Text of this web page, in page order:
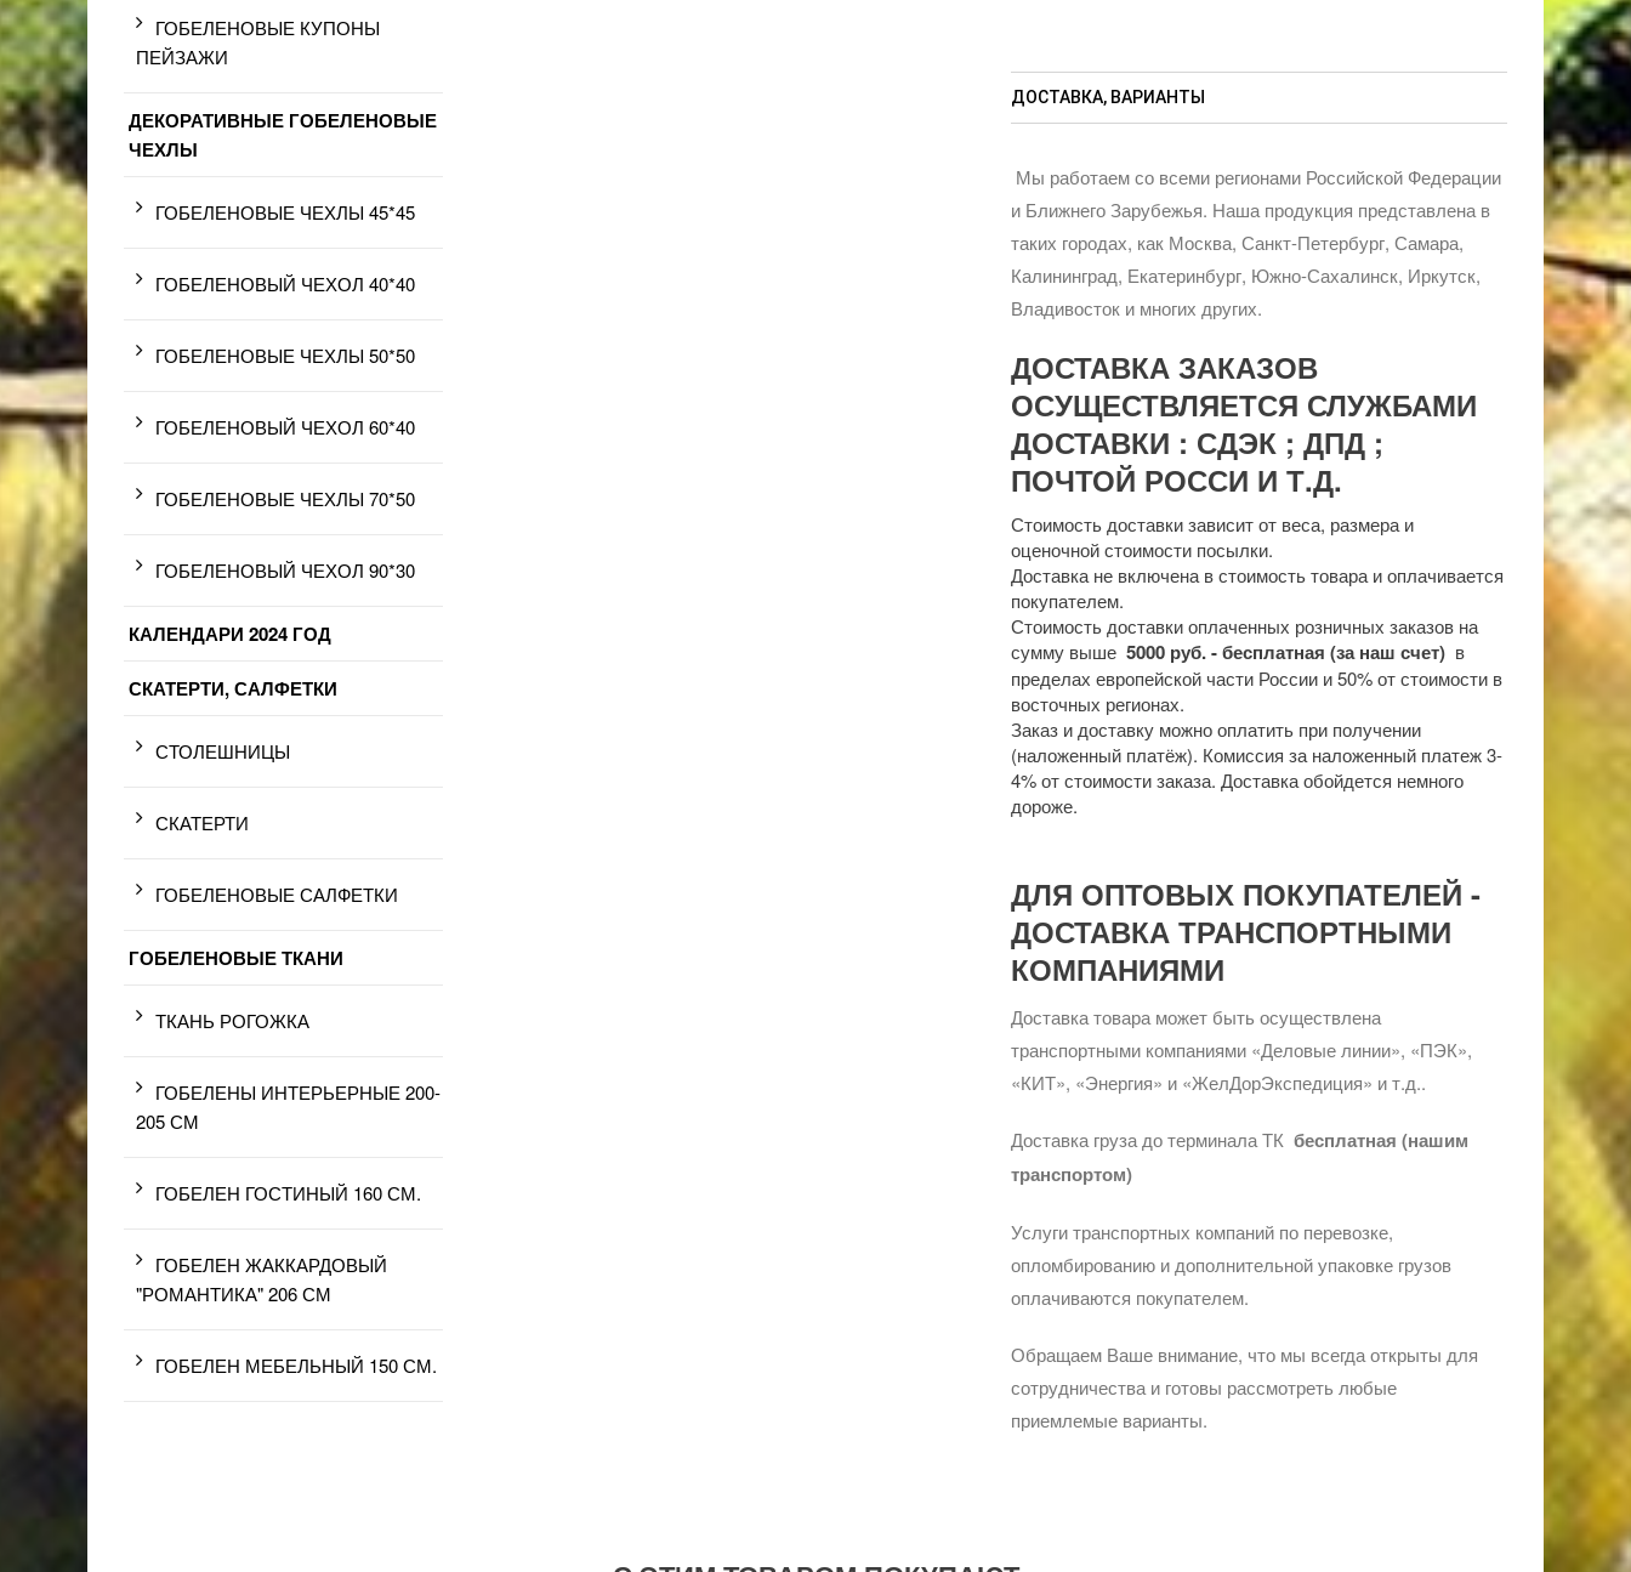
ДОСТАВКА, ВАРИАНТЫ
Мы работаем со всеми регионами Российской Федерации
и Ближнего Зарубежья. Наша продукция представлена в
таких городах, как Москва, Санкт-Петербург, Самара,
Калининград, Екатеринбург, Южно-Сахалинск, Иркутск,
Владивосток и многих других.
ДОСТАВКА ЗАКАЗОВ
ОСУЩЕСТВЛЯЕТСЯ СЛУЖБАМИ
ДОСТАВКИ : СДЭК ; ДПД ;
ПОЧТОЙ РОССИ И Т.Д.
Стоимость доставки зависит от веса, размера и
оценочной стоимости посылки.
Доставка не включена в стоимость товара и оплачивается
покупателем.
Стоимость доставки оплаченных розничных заказов на
сумму выше 5000 руб. - бесплатная (за наш счет) в
пределах европейской части России и 50% от стоимости в
восточных регионах.
Заказ и доставку можно оплатить при получении
(наложенный платёж). Комиссия за наложенный платеж 3-
4% от стоимости заказа. Доставка обойдется немного
дороже.
ДЛЯ ОПТОВЫХ ПОКУПАТЕЛЕЙ -
ДОСТАВКА ТРАНСПОРТНЫМИ
КОМПАНИЯМИ
Доставка товара может быть осуществлена
транспортными компаниями «Деловые линии», «ПЭК»,
«КИТ», «Энергия» и «ЖелДорЭкспедиция» и т.д..
Доставка груза до терминала ТКбесплатная (нашим
транспортом)
Услуги транспортных компаний по перевозке,
опломбированию и дополнительной упаковке грузов
оплачиваются покупателем.
Обращаем Ваше внимание, что мы всегда открыты для
сотрудничества и готовы рассмотреть любые
приемлемые варианты.
ГОБЕЛЕНОВЫЕ КУПОНЫ
ПЕЙЗАЖИ
ДЕКОРАТИВНЫЕ ГОБЕЛЕНОВЫЕ
ЧЕХЛЫ
ГОБЕЛЕНОВЫЕ ЧЕХЛЫ 45*45
ГОБЕЛЕНОВЫЙ ЧЕХОЛ 40*40
ГОБЕЛЕНОВЫЕ ЧЕХЛЫ 50*50
ГОБЕЛЕНОВЫЙ ЧЕХОЛ 60*40
ГОБЕЛЕНОВЫЕ ЧЕХЛЫ 70*50
ГОБЕЛЕНОВЫЙ ЧЕХОЛ 90*30
КАЛЕНДАРИ 2024 ГОД
СКАТЕРТИ, САЛФЕТКИ
СТОЛЕШНИЦЫ
СКАТЕРТИ
ГОБЕЛЕНОВЫЕ САЛФЕТКИ
ГОБЕЛЕНОВЫЕ ТКАНИ
ТКАНЬ РОГОЖКА
ГОБЕЛЕНЫ ИНТЕРЬЕРНЫЕ 200-
205 СМ
ГОБЕЛЕН ГОСТИНЫЙ 160 СМ.
ГОБЕЛЕН ЖАККАРДОВЫЙ
"РОМАНТИКА" 206 СМ
ГОБЕЛЕН МЕБЕЛЬНЫЙ 150 СМ.